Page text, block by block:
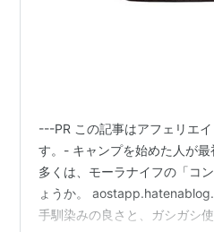
---PR この記事はアフェリエ
す。- キャンプを始めた人が
多くは、モーラナイフの「コ
ょうか。
手馴染みの良さと、ガシガシ